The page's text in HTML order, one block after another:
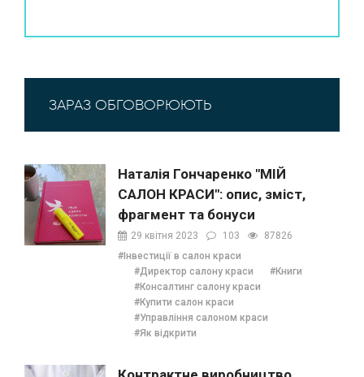
ЗАРАЗ ОБГОВОРЮЮТЬ
Наталія Гончаренко "МІЙ
САЛОН КРАСИ": опис, зміст,
фрагмент та бонуси
29 квітня 2023 103
87826
#Інвестиції в салон краси
#Директор салону краси
#Книги
#Консалтинг салону краси
#Купити салон краси
#Управління салоном краси
#Як відкрити